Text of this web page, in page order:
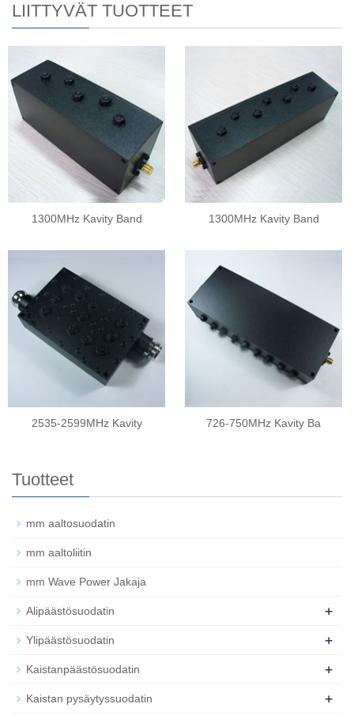
LIITTYVÄT TUOTTEET
1300MHz Kavity Band 1300MHz Kavity Band
2535-2599MHz Kavity 726-750MHz Kavity Ba
Tuotteet
mm aaltosuodatin
mm aaltoliitin
mm Wave Power Jakaja
Alipäästösuodatin +
Ylipäästösuodatin +
Kaistanpäästösuodatin +
Kaistan pysäytyssuodatin +